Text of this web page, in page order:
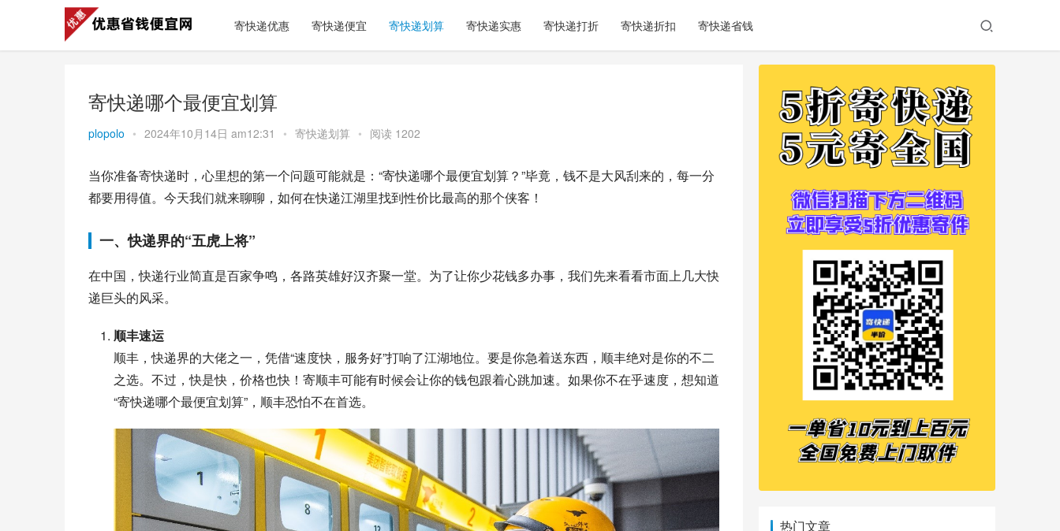
寄快递优惠 寄快递便宜 寄快递划算 寄快递实惠 寄快递打折 寄快递折扣 寄快递省钱
寄快递哪个最便宜划算
plopolo • 2024年10月14日 am12:31 • 寄快递划算 • 阅读 1202
当你准备寄快递时，心里想的第一个问题可能就是：“寄快递哪个最便宜划算？”毕竟，钱不是大风刮来的，每一分
都要用得值。今天我们就来聊聊，如何在快递江湖里找到性价比最高的那个侠客！
一、快递界的“五虎上将”
在中国，快递行业简直是百家争鸣，各路英雄好汉齐聚一堂。为了让你少花钱多办事，我们先来看看市面上几大快
递巨头的风采。
顺丰速运
顺丰，快递界的大佬之一，凭借“速度快，服务好”打响了江湖地位。要是你急着送东西，顺丰绝对是你的不二
之选。不过，快是快，价格也快！寄顺丰可能有时候会让你的钱包跟着心跳加速。如果你不在乎速度，想知道
“寄快递哪个最便宜划算”，顺丰恐怕不在首选。
热门文章